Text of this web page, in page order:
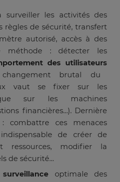
surveiller les activités des
règles de sécurité, transfert
autorisé, accès à des
méthode : détecter les
des utilisateurs
brutal du
vaut se fixer sur les
sur les machines
financières…). Dernière
combattre ces menaces
de créer de
ressources, modifier la
de sécurité…
surveillance optimale des